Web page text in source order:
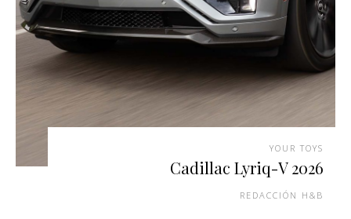
YOUR TOYS
Cadillac Lyriq-V 2026
REDACCIÓN H&B